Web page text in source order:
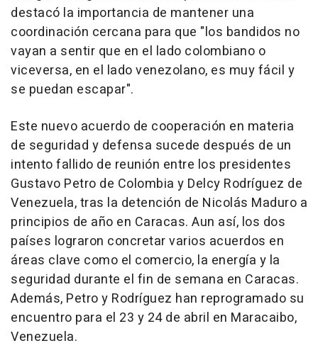
destacó la importancia de mantener una
coordinación cercana para que "los bandidos no
vayan a sentir que en el lado colombiano o
viceversa, en el lado venezolano, es muy fácil y
se puedan escapar".
Este nuevo acuerdo de cooperación en materia
de seguridad y defensa sucede después de un
intento fallido de reunión entre los presidentes
Gustavo Petro de Colombia y Delcy Rodríguez de
Venezuela, tras la detención de Nicolás Maduro a
principios de año en Caracas. Aun así, los dos
países lograron concretar varios acuerdos en
áreas clave como el comercio, la energía y la
seguridad durante el fin de semana en Caracas.
Además, Petro y Rodríguez han reprogramado su
encuentro para el 23 y 24 de abril en Maracaibo,
Venezuela.